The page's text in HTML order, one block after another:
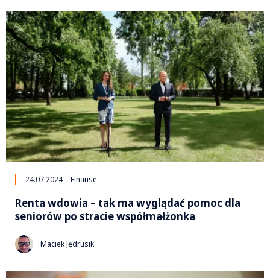
24.07.2024 Finanse
Renta wdowia – tak ma wyglądać pomoc dla
seniorów po stracie współmałżonka
Maciek Jędrusik